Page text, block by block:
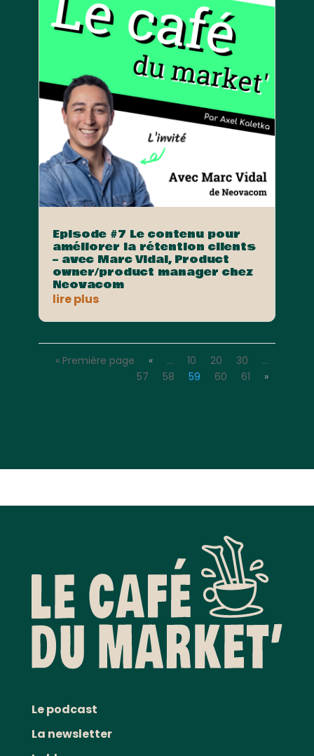
Episode #7 Le contenu pour
améliorer la rétention clients
– avec Marc Vidal, Product
owner/product manager chez
Neovacom
lire plus
« Première page « … 10 20 30
…
57
58 59 60 61 »
Le podcast
La newsletter